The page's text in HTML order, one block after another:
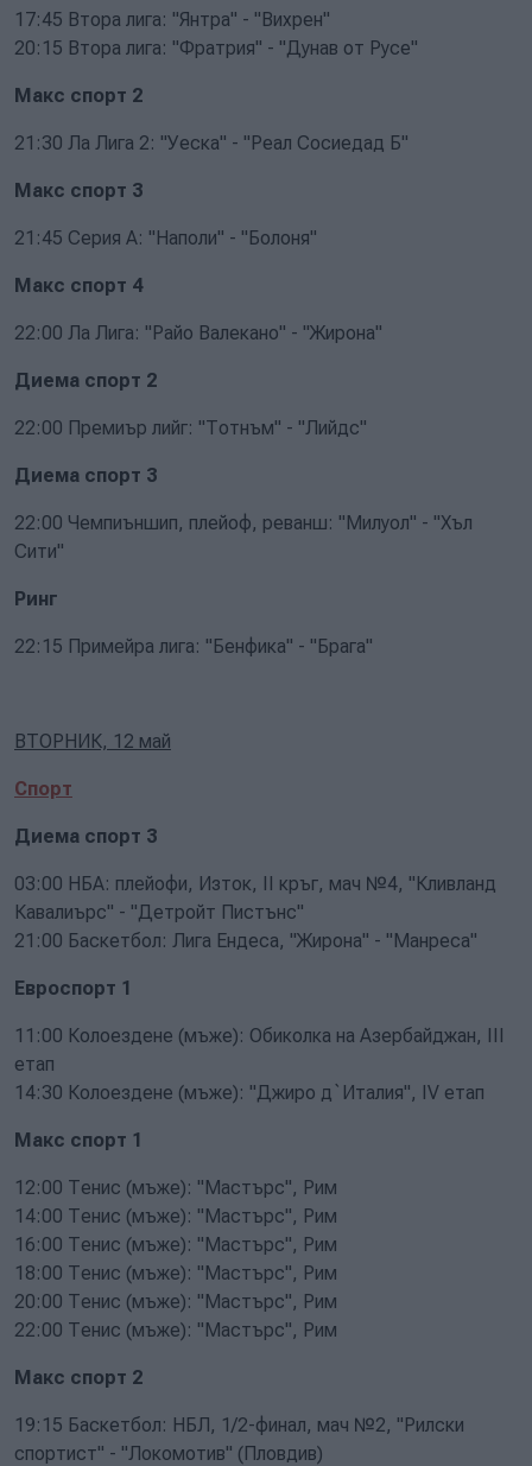
17:45 Втора лига: "Янтра" - "Вихрен"
20:15 Втора лига: "Фратрия" - "Дунав от Русе"
Макс спорт 2
21:30 Ла Лига 2: "Уеска" - "Реал Сосиедад Б"
Макс спорт 3
21:45 Серия А: "Наполи" - "Болоня"
Макс спорт 4
22:00 Ла Лига: "Райо Валекано" - "Жирона"
Диема спорт 2
22:00 Премиър лийг: "Тотнъм" - "Лийдс"
Диема спорт 3
22:00 Чемпиъншип, плейоф, реванш: "Милуол" - "Хъл
Сити"
Ринг
22:15 Примейра лига: "Бенфика" - "Брага"
ВТОРНИК, 12 май
Спорт
Диема спорт 3
03:00 НБА: плейофи, Изток, II кръг, мач №4, "Кливланд
Кавалиърс" - "Детройт Пистънс"
21:00 Баскетбол: Лига Ендеса, "Жирона" - "Манреса"
Евроспорт 1
11:00 Колоездене (мъже): Обиколка на Азербайджан, III
етап
14:30 Колоездене (мъже): "Джиро д`Италия", IV етап
Макс спорт 1
12:00 Тенис (мъже): "Мастърс", Рим
14:00 Тенис (мъже): "Мастърс", Рим
16:00 Тенис (мъже): "Мастърс", Рим
18:00 Тенис (мъже): "Мастърс", Рим
20:00 Тенис (мъже): "Мастърс", Рим
22:00 Тенис (мъже): "Мастърс", Рим
Макс спорт 2
19:15 Баскетбол: НБЛ, 1/2-финал, мач №2, "Рилски
спортист" - "Локомотив" (Пловдив)